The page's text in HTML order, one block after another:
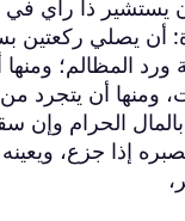
يستشير ذا رأي
أن يصلي ركعتين
ورد المظالم؛
أن يتجرد من
بالمال الحرام
إذا جزع،